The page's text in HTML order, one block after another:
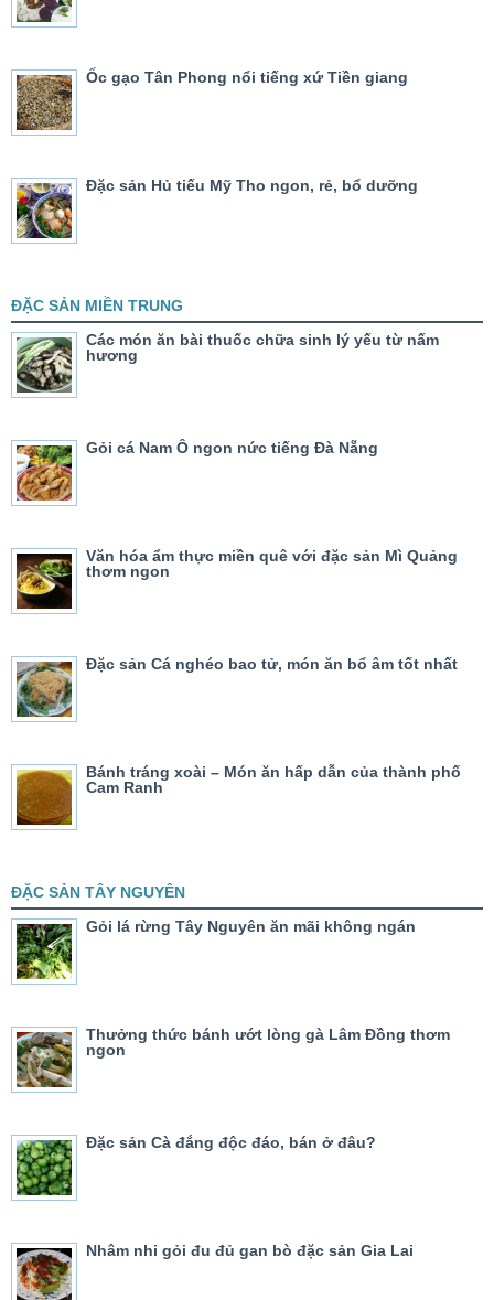
Ốc gạo Tân Phong nổi tiếng xứ Tiền giang
Đặc sản Hủ tiếu Mỹ Tho ngon, rẻ, bổ dưỡng
ĐẶC SẢN MIỀN TRUNG
Các món ăn bài thuốc chữa sinh lý yếu từ nấm
hương
Gỏi cá Nam Ô ngon nức tiếng Đà Nẵng
Văn hóa ẩm thực miền quê với đặc sản Mì Quảng
thơm ngon
Đặc sản Cá nghéo bao tử, món ăn bổ âm tốt nhất
Bánh tráng xoài – Món ăn hấp dẫn của thành phố
Cam Ranh
ĐẶC SẢN TÂY NGUYÊN
Gỏi lá rừng Tây Nguyên ăn mãi không ngán
Thưởng thức bánh ướt lòng gà Lâm Đồng thơm
ngon
Đặc sản Cà đắng độc đáo, bán ở đâu?
Nhâm nhi gỏi đu đủ gan bò đặc sản Gia Lai